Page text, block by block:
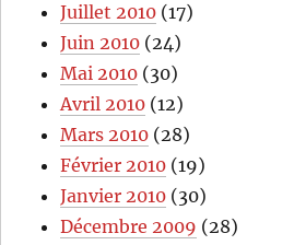
Juillet 2010 (17)
Juin 2010 (24)
Mai 2010 (30)
Avril 2010 (12)
Mars 2010 (28)
Février 2010 (19)
Janvier 2010 (30)
Décembre 2009 (28)